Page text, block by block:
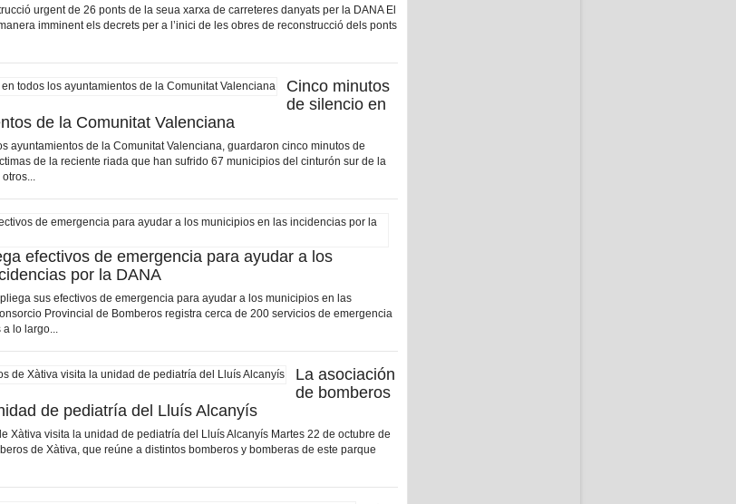
urgent de 26 ponts de la seua xarxa de carreteres danyats per la DANA El
imminent els decrets per a l’inici de les obres de reconstrucció dels ponts
Cinco minutos
de silencio en
de la Comunitat Valenciana
ayuntamientos de la Comunitat Valenciana, guardaron cinco minutos de
de la reciente riada que han sufrido 67 municipios del cinturón sur de la
efectivos de emergencia para ayudar a los
por la DANA
sus efectivos de emergencia para ayudar a los municipios en las
Provincial de Bomberos registra cerca de 200 servicios de emergencia
lo largo...
La asociación
de bomberos
de pediatría del Lluís Alcanyís
Xàtiva visita la unidad de pediatría del Lluís Alcanyís Martes 22 de octubre de
de Xàtiva, que reúne a distintos bomberos y bomberas de este parque